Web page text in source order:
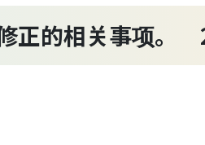
正的相关事项。